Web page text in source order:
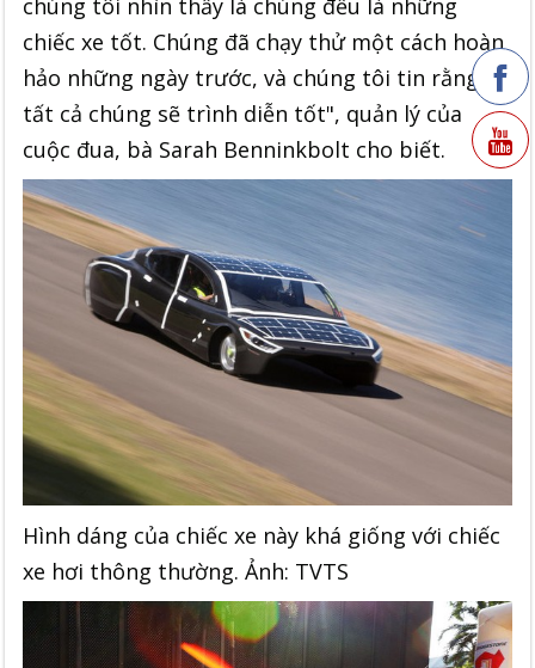
chúng tôi nhìn thấy là chúng đều là những
chiếc xe tốt. Chúng đã chạy thử một cách hoàn
hảo những ngày trước, và chúng tôi tin rằng
tất cả chúng sẽ trình diễn tốt", quản lý của
cuộc đua, bà Sarah Benninkbolt cho biết.
Hình dáng của chiếc xe này khá giống với chiếc
xe hơi thông thường. Ảnh: TVTS